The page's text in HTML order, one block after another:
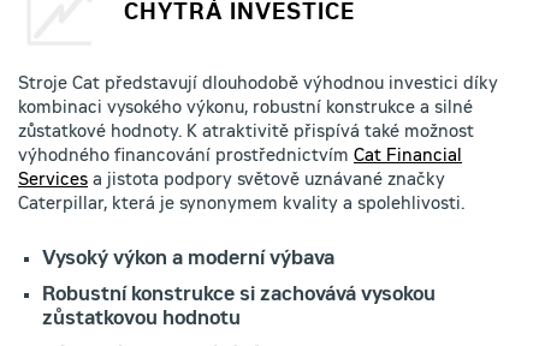
CHYTRÁ INVESTICE
Stroje Cat představují dlouhodobě výhodnou investici díky
kombinaci vysokého výkonu, robustní konstrukce a silné
zůstatkové hodnoty. K atraktivitě přispívá také možnost
výhodného financování prostřednictvím Cat Financial
Services a jistota podpory světově uznávané značky
Caterpillar, která je synonymem kvality a spolehlivosti.
Vysoký výkon a moderní výbava
Robustní konstrukce si zachovává vysokou
zůstatkovou hodnotu